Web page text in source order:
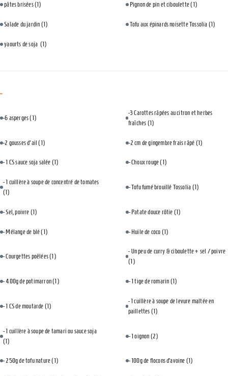
pâtes brisées(1) Pignon de pin et ciboulette(1)
Salade du jardin (1) Tofu aux épinards noisette Tossolia (1)
yaourts de soja (1)
-
-6 asperges(1)
-3 Carottes râpées au citron et herbes
fraîches (1)
-2 gousses d'ail(1) -2 cm de gingembre frais râpé (1)
- 1 CS sauce soja salée (1) - Choux rouge(1)
- 1 cuillère à soupe de concentré de tomates
(1)
- Tofu fumé brouillé Tossolia (1)
- Sel, poivre (1) - Patate douce rôtie (1)
- Mélange de blé(1) - Huile de coco (1)
- Courgettes poêlées(1)
- Un peu de curry & ciboulette + sel / poivre
(1)
- 400g de potimarron(1) - 1 tige de romarin (1)
- 1 CS de moutarde (1)
- 1 cuillère à soupe de levure maltée en
paillettes (1)
- 1 cuillère à soupe de tamari ou sauce soja
(1)
- 1 oignon (2)
- 250g de tofu nature(1) - 100g de flocons d’avoine (1)